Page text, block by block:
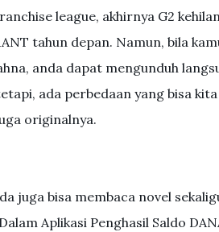
league, akhirnya G2
tahun depan. Namun, bila
anda dapat mengunduh
ada perbedaan yang bisa
originalnya.
juga bisa membaca novel
Aplikasi Penghasil Saldo